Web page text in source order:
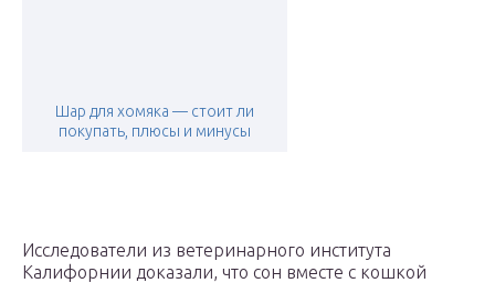
Шар для хомяка — стоит ли
покупать, плюсы и минусы
Исследователи из ветеринарного института
Калифорнии доказали, что сон вместе с кошкой